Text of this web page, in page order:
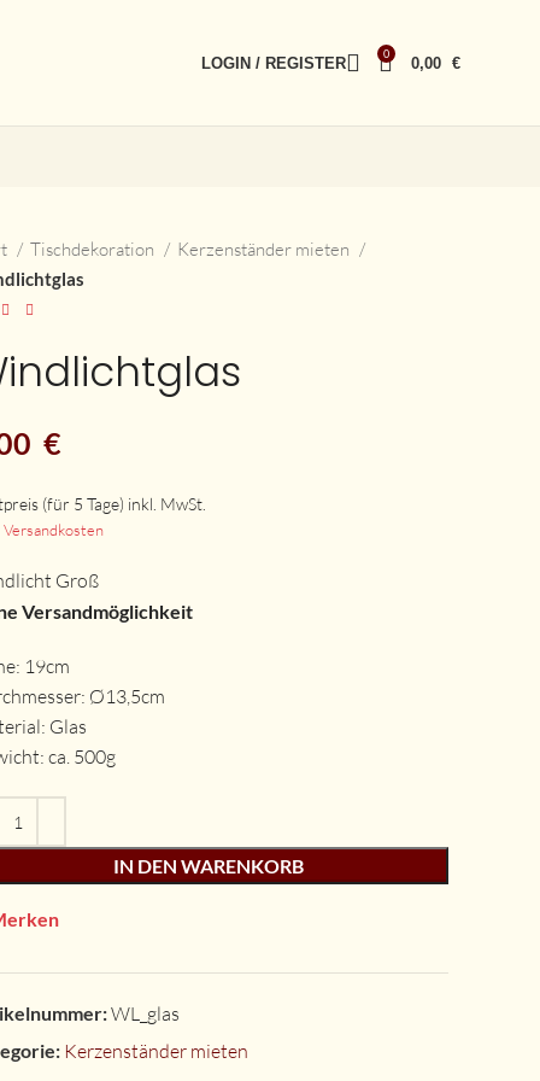
LOGIN / REGISTER 0 0,00 €
Tischdekoration Kerzenständer mieten
€
Versandkosten
Groß
Versandmöglichkeit
19cm
Ø13,5cm
Glas
ca. 500g
IN DEN WARENKORB
WL_glas
Kerzenständer mieten